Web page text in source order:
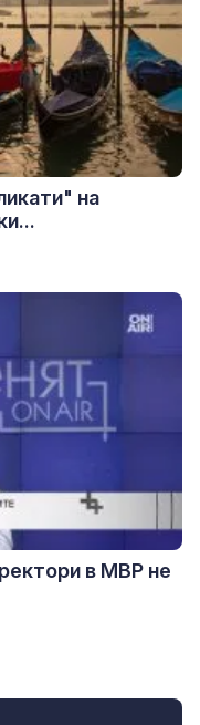
на
в МВР не